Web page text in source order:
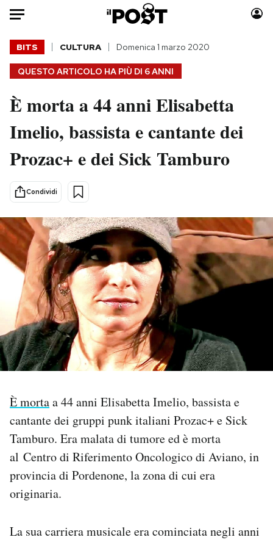
Auto
HOME
Italia
Politica
Tecnologia
Scienza
Economia
Sport
Moda
Consumismi
Storie/Idee
Altrecose
Mondiali calcio 2026
PODCAST
NEWSLETTER
SHOP
CALENDARIO
AREA PERSONALE
QUESTO ARTICOLO HA PIÙ DI 6 ANNI
BITS CULTURA Domenica 1 marzo 2020
È morta a 44 anni Elisabetta
Imelio, bassista e cantante dei
Prozac+ e dei Sick Tamburo
Condividi
È mortaa 44 anni Elisabetta Imelio, bassista e
cantante dei gruppi punk italiani Prozac+ e Sick
Tamburo. Era malata di tumore ed è morta
al Centro di Riferimento Oncologico di Aviano, in
provincia di Pordenone, la zona di cui era
originaria.
La sua carriera musicale era cominciata negli anni